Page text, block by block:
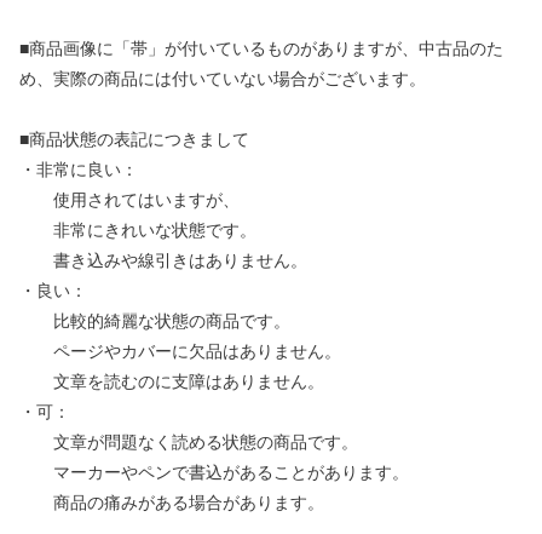
■商品画像に「帯」が付いているものがありますが、中古品のた
め、実際の商品には付いていない場合がございます。
■商品状態の表記につきまして
・非常に良い：
使用されてはいますが、
非常にきれいな状態です。
書き込みや線引きはありません。
・良い：
比較的綺麗な状態の商品です。
ページやカバーに欠品はありません。
文章を読むのに支障はありません。
・可：
文章が問題なく読める状態の商品です。
マーカーやペンで書込があることがあります。
商品の痛みがある場合があります。